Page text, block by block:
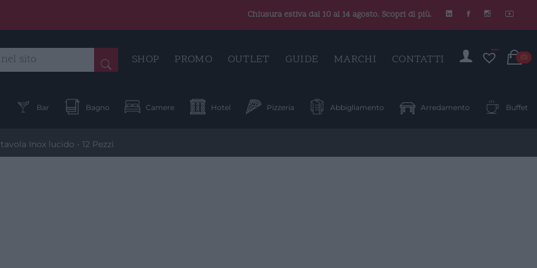
Chiusura estiva dal 10 al 14 agosto. Scopri di più.
SHOP PROMO OUTLET GUIDE MARCHI CONTATTI (0)
Bar Bagno Camere Hotel Pizzeria Abbigliamento Arredamento Buffet
Inox lucido - 12 Pezzi